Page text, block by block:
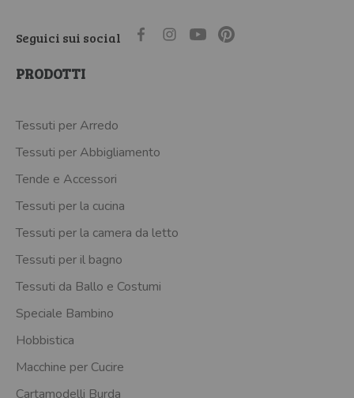
Seguici sui social
PRODOTTI
Tessuti per Arredo
Tessuti per Abbigliamento
Tende e Accessori
Tessuti per la cucina
Tessuti per la camera da letto
Tessuti per il bagno
Tessuti da Ballo e Costumi
Speciale Bambino
Hobbistica
Macchine per Cucire
Cartamodelli Burda